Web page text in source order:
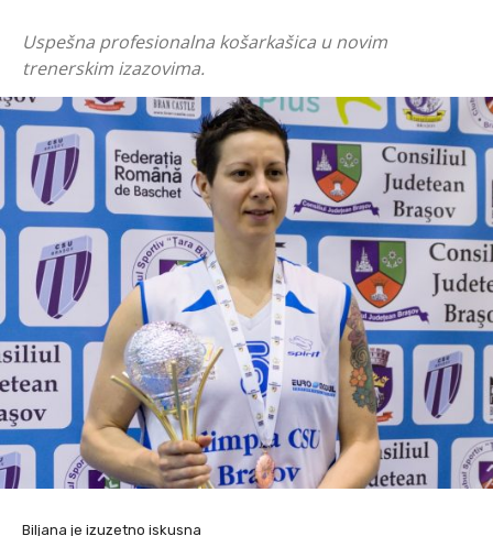
Uspešna profesionalna košarkašica u novim
trenerskim izazovima.
Biljana je izuzetno iskusna